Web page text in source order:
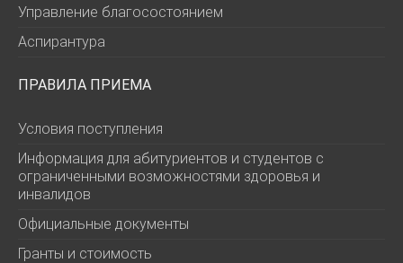
Управление благосостоянием
Аспирантура
ПРАВИЛА ПРИЕМА
Условия поступления
Информация для абитуриентов и студентов с
ограниченными возможностями здоровья и
инвалидов
Официальные документы
Гранты и стоимость